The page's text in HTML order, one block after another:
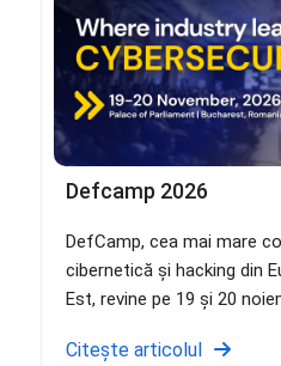
Defcamp 2026
DefCamp, cea mai mare
cibernetică și hacking din
Est, revine pe 19 și 20
Citește articolul